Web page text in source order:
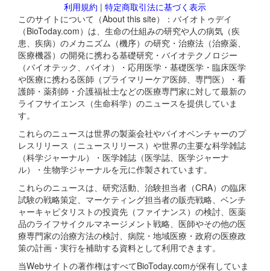
利用規約 | 特定商取引法に基づく表示
このサイトについて（About this site）：バイオトゥデイ
（BioToday.com）は、生命の仕組みの研究や人の病気（疾
患、疾病）のメカニズム（機序）の研究・治療法（治療薬、
医療機器）の開発に携わる基礎研究・バイオテクノロジー
（バイオテック、バイオ）・応用医学・基礎医学・臨床医学
や医療に携わる医師（プライマリーケア医師、専門医）・看
護師・薬剤師・介護福祉士などの医療専門家に対して最新の
ライフサイエンス（生命科学）のニュースを提供していま
す。
これらのニュースは世界の製薬会社やバイオベンチャーのプ
レスリリース（ニュースリリース）や世界の主要な科学雑誌
（科学ジャーナル）・医学雑誌（医学誌、医学ジャーナ
ル）・生物学ジャーナルを元に作製されています。
これらのニュースは、研究活動、治験担当者（CRA）の臨床
試験の戦略策定、マーケティング担当者の販売戦略、ベンチ
ャーキャピタリストの投資先（ファイナンス）の検討、医薬
品のライフサイクルマネージメント戦略、医師やその他の医
療専門家の治療方法の検討、病院・地域医療・政府の医療政
策の計画・実行を補助する資料として利用できます。
当Webサイトの著作権はすべてBioToday.comが保有していま